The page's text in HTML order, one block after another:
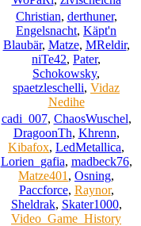
Christian, derthuner,
Engelsnacht, Käpt'n
Blaubär, Matze, MReldir,
niTe42, Pater,
Schokowsky,
spaetzleschelli, Vidaz
Nedihe
cadi_007, ChaosWuschel,
DragoonTh, Khrenn,
Kibafox, LedMetallica,
Lorien_gafia, madbeck76,
Matze401 , Osning,
Paccforce, Raynor,
Sheldrak, Skater1000,
Video_Game_History